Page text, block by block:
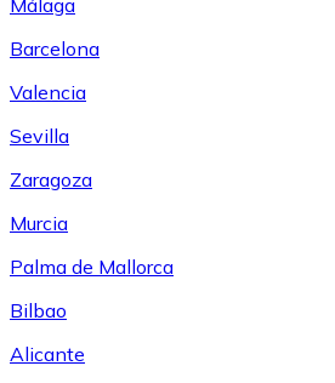
Barcelona
Valencia
Sevilla
Zaragoza
Murcia
Palma de Mallorca
Bilbao
Alicante